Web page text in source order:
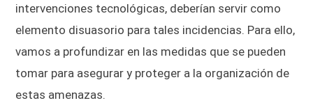
intervenciones tecnológicas, deberían servir como
elemento disuasorio para tales incidencias. Para ello,
vamos a profundizar en las medidas que se pueden
tomar para asegurar y proteger a la organización de
estas amenazas.